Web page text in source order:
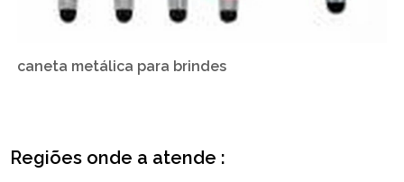
caneta metálica para brindes
Regiões onde a atende :